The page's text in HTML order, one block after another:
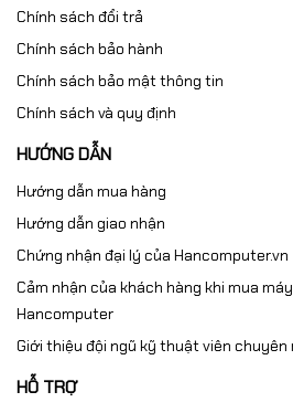
Chính sách đổi trả
Chính sách bảo hành
Chính sách bảo mật thông tin
Chính sách và quy định
HƯỚNG DẪN
Hướng dẫn mua hàng
Hướng dẫn giao nhận
Chứng nhận đại lý của Hancomputer.vn
Cảm nhận của khách hàng khi mua
Hancomputer
Giới thiệu đội ngũ kỹ thuật viên chuyên
HỖ TRỢ